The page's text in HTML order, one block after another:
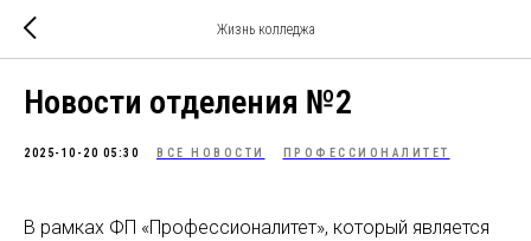
Жизнь колледжа
Новости отделения №2
2025-10-20 05:30 ВСЕ НОВОСТИ ПРОФЕССИОНАЛИТЕТ
В рамках ФП «Профессионалитет», который является